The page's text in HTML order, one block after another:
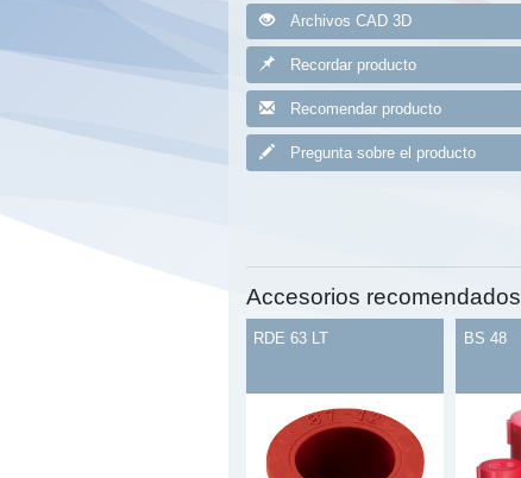
Archivos CAD 3D
Recordar producto
Recomendar producto
Pregunta sobre el producto
Accesorios recomendados
RDE 63 LT BS 48